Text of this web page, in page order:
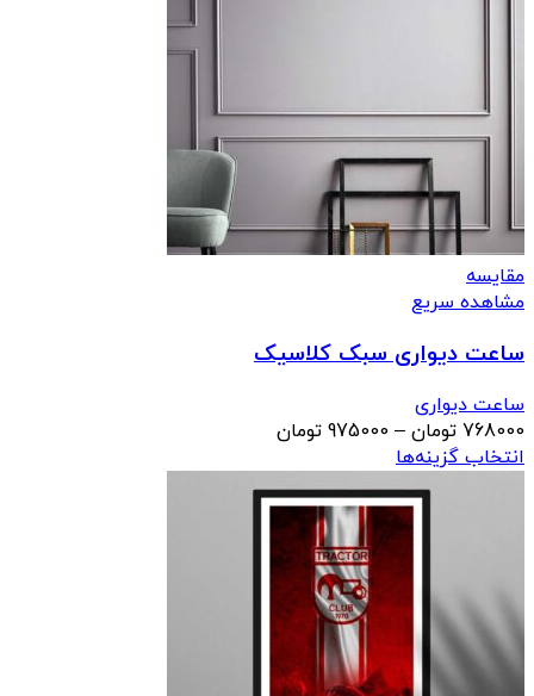
مقایسه
مشاهده سریع
ساعت دیواری سبک کلاسیک
ساعت دیواری
768000 تومان –
975000 تومانمحدوده
تا
975000 تومان
انتخاب گزینه‌ها